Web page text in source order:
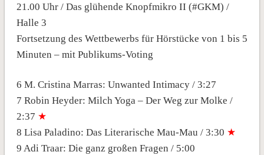
21.00 Uhr / Das glühende Knopfmikro II (#GKM) /
Halle 3
Fortsetzung des Wettbewerbs für Hörstücke von 1 bis 5
Minuten – mit Publikums-Voting
6 M. Cristina Marras: Unwanted Intimacy / 3:27
7 Robin Heyder: Milch Yoga – Der Weg zur Molke /
2:37 ★
8 Lisa Paladino: Das Literarische Mau-Mau / 3:30 ★
9 Adi Traar: Die ganz großen Fragen / 5:00